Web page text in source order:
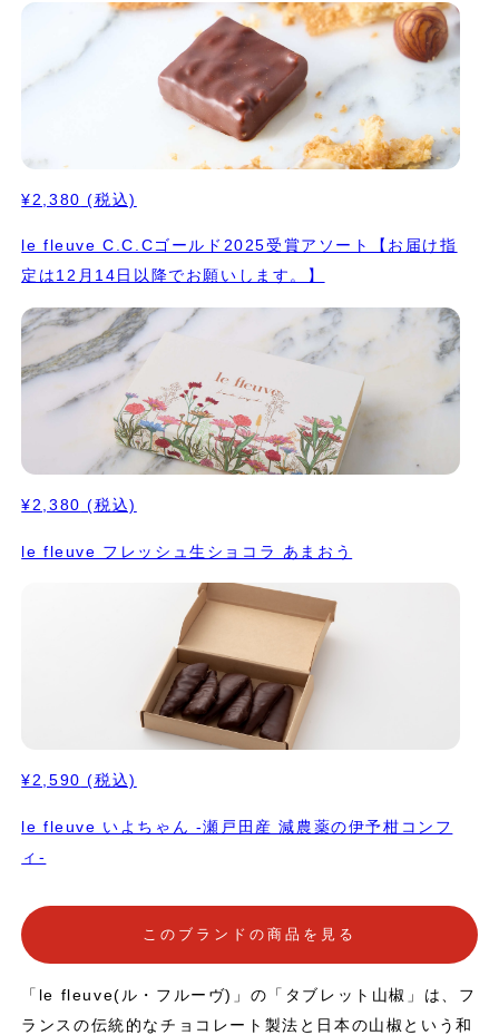
¥2,380 (税込)
le fleuve C.C.Cゴールド2025受賞アソート【お届け指
定は12月14日以降でお願いします。】
¥2,380 (税込)
le fleuve フレッシュ生ショコラ あまおう
¥2,590 (税込)
le fleuve いよちゃん -瀬戸田産 減農薬の伊予柑コンフ
ィ-
このブランドの商品を見る
「le fleuve(ル・フルーヴ)」の「タブレット山椒」は、フ
ランスの伝統的なチョコレート製法と日本の山椒という和